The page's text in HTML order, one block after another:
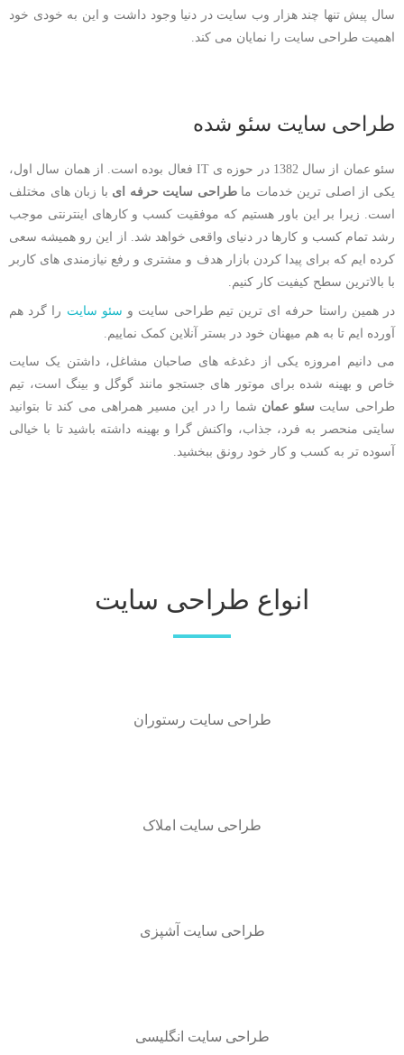
سال پیش تنها چند هزار وب سایت در دنیا وجود داشت و این به خودی خود
اهمیت طراحی سایت را نمایان می کند.
طراحی سایت سئو شده
سئو عمان از سال 1382 در حوزه ی IT فعال بوده است. از همان سال اول،
یکی از اصلی ترین خدمات ماطراحی سایت حرفه ای با زبان های مختلف
است. زیرا بر این باور هستیم که موفقیت کسب و کارهای اینترنتی موجب
رشد تمام کسب و کارها در دنیای واقعی خواهد شد. از این رو همیشه سعی
کرده ایم که برای پیدا کردن بازار هدف و مشتری و رفع نیازمندی های کاربر
با بالاترین سطح کیفیت کار کنیم.
در همین راستا حرفه ای ترین تیم طراحی سایت و سئو سایت را گرد هم
آورده ایم تا به هم میهنان خود در بستر آنلاین کمک نماییم.
می دانیم امروزه یکی از دغدغه های صاحبان مشاغل، داشتن یک سایت
خاص و بهینه شده برای موتور های جستجو مانند گوگل و بینگ است، تیم
طراحی سایت سئو عمان شما را در این مسیر همراهی می کند تا بتوانید
سایتی منحصر به فرد، جذاب، واکنش گرا و بهینه داشته باشید تا با خیالی
آسوده تر به کسب و کار خود رونق ببخشید.
انواع طراحی سایت
طراحی سایت رستوران
طراحی سایت املاک
طراحی سایت آشپزی
طراحی سایت انگلیسی